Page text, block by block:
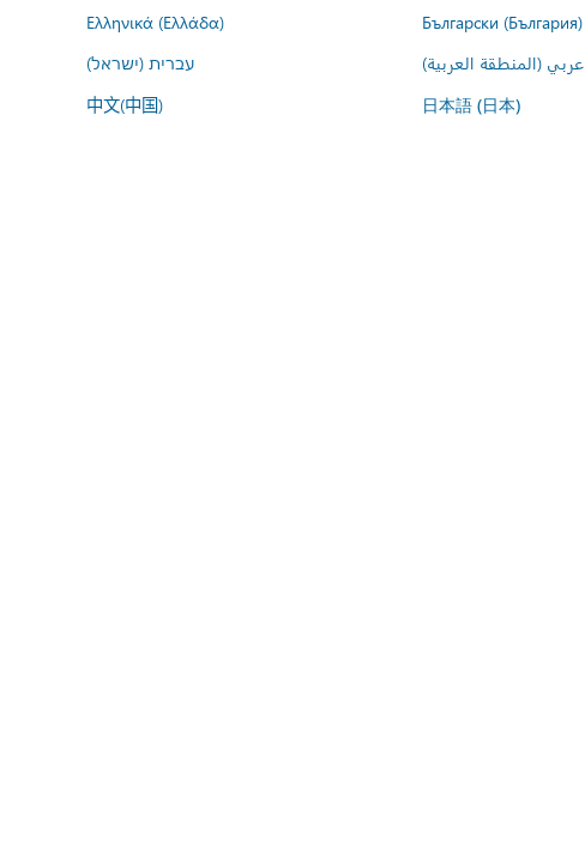
Ελληνικά (Ελλάδα)
Български (България)
עברית (ישראל)
عربي (المنطقة العربية)
中文(中国) 日本語 (日本)